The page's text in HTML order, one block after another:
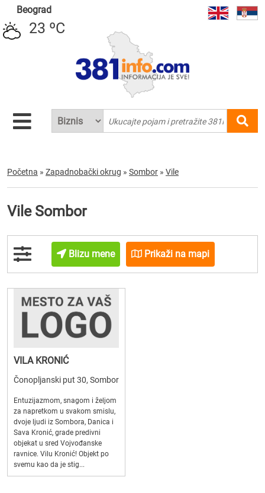
Beograd
23 ºC
Početna » Zapadnobački okrug » Sombor » Vile
Vile Sombor
Blizu mene Prikaži na mapi
VILA KRONIĆ
Čonopljanski put 30, Sombor
Entuzijazmom, snagom i željom
za napretkom u svakom smislu,
dvoje ljudi iz Sombora, Danica i
Sava Kronić, grade predivni
objekat u sred Vojvođanske
ravnice. Vilu Kronić! Objekt po
svemu kao da je stig...